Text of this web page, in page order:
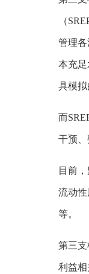
（
管理
本充
具模拟
而
干预、
目前
流动
等。
第三
利益相